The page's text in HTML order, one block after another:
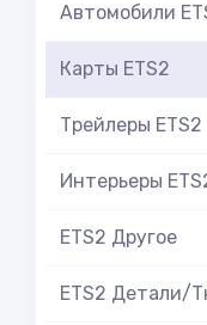
Автомобили
Карты ETS2
Трейлеры ETS2
Интерьеры
ETS2 Другое
ETS2 Детали/